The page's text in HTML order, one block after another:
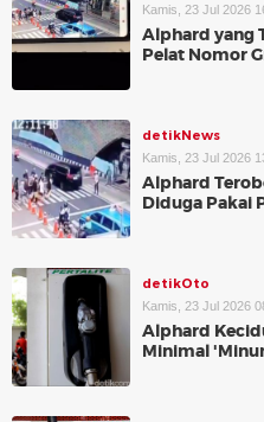
Kamis, 23 Jul 2026
Alphard yang
Pelat Nomor
detikNews
Kamis, 23 Jul 2026
Alphard
Diduga Pakai
detikOto
Kamis, 23 Jul 2026
Alphard
Minimal